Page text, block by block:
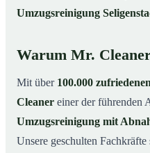
Umzugsreinigung
Warum Mr.
Mit über 100.000
Cleaner einer der führenden
Umzugsreinigung mit
Unsere geschulten